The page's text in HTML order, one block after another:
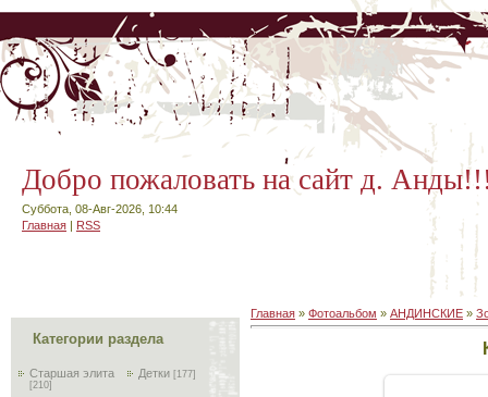
Добро пожаловать на сайт д.
Суббота, 08-Авг-2026, 10:44
Главная | RSS
Категории раздела
Старшая элита
[210]
Детки [177]
Главная » Фотоальбом » АНДИНСКИЕ »